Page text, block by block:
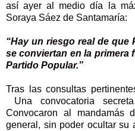
así ayer al medio día la
Soraya Sáez de Santamaría:
“Hay un riesgo real de que
se conviertan en la primera
Partido Popular.”
Tras las consultas
Una convocatoria
Convocaron al mandamás
general, sin poder ocultar su